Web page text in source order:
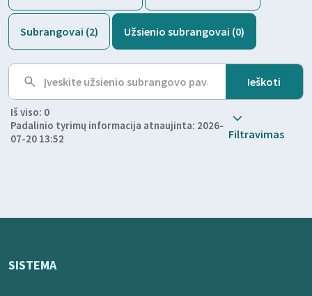
Subrangovai (2) Užsienio subrangovai (0)
Iš viso: 0
Padalinio tyrimų informacija atnaujinta: 2026-
07-20 13:52
Filtravimas
SISTEMA